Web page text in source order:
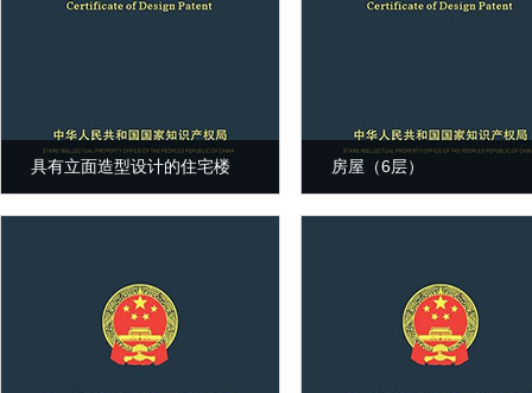
具有立面造型设计的住宅楼 房屋（6层）